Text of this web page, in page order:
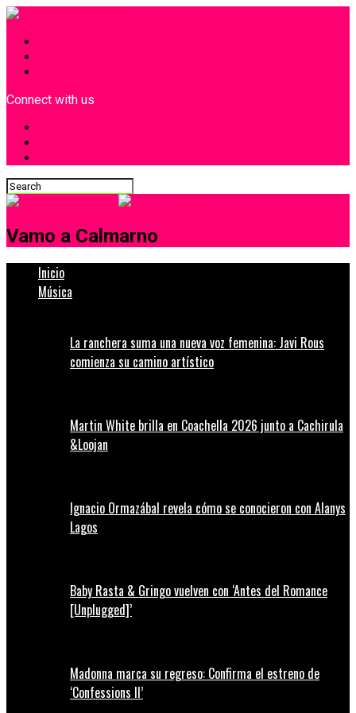
Connect with us
Vamo a Calmarno
Inicio
Música
La ranchera suma una nueva voz femenina: Javi Rous
comienza su camino artístico
Martin White brilla en Coachella 2026 junto a Cachirula
&Loojan
Ignacio Ormazábal revela cómo se conocieron con Alanys
Lagos
Baby Rasta & Gringo vuelven con ‘Antes del Romance
[Unplugged]’
Madonna marca su regreso: Confirma el estreno de
‘Confessions II’